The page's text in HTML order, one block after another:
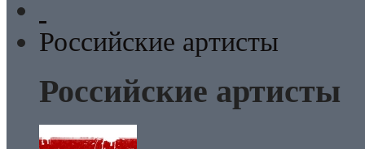
Российские артисты
Российские артисты